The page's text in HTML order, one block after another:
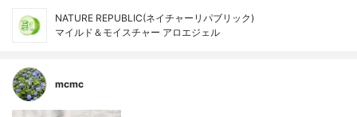
NATURE REPUBLIC(ネイチャーリパブリック)
マイルド＆モイスチャー アロエジェル
mcmc